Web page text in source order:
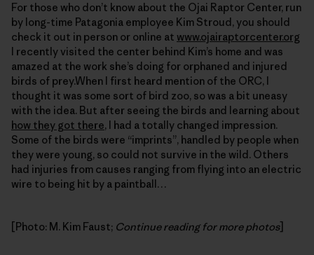
For those who don’t know about the Ojai Raptor Center, run
by long-time Patagonia employee Kim Stroud, you should
check it out in person or online at www.ojairaptorcenter.org
I recently visited the center behind Kim’s home and was
amazed at the work she’s doing for orphaned and injured
birds of prey.When I first heard mention of the ORC, I
thought it was some sort of bird zoo, so was a bit uneasy
with the idea. But after seeing the birds and learning about
how they got there, I had a totally changed impression.
Some of the birds were “imprints”, handled by people when
they were young, so could not survive in the wild. Others
had injuries from causes ranging from flying into an electric
wire to being hit by a paintball…
[Photo: M. Kim Faust; Continue reading for more photos]